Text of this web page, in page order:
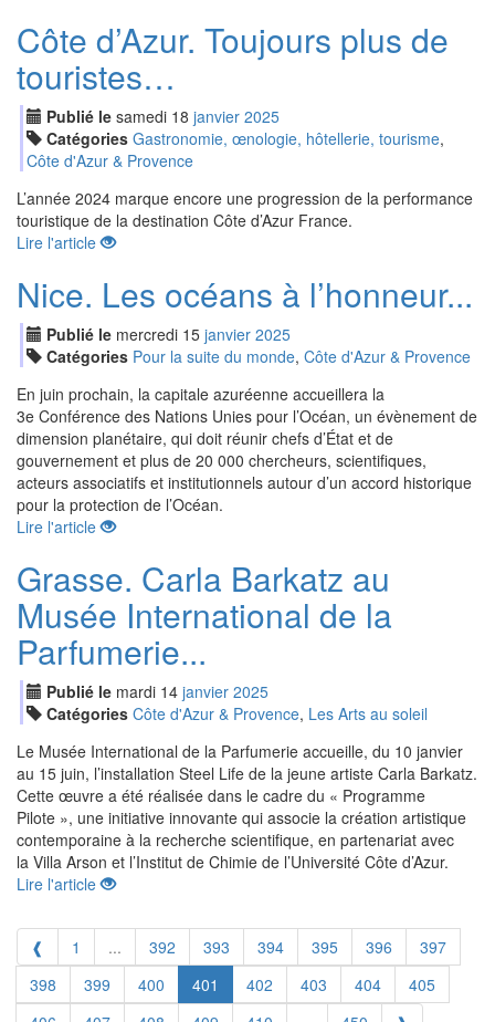
Côte d’Azur. Toujours plus de
touristes…
Publié le samedi 18 janvier 2025
Catégories Gastronomie, œnologie, hôtellerie, tourisme,
Côte d'Azur & Provence
L’année 2024 marque encore une progression de la performance
touristique de la destination Côte d’Azur France.
Lire l'article
Nice. Les océans à l’honneur...
Publié le mercredi 15 janvier 2025
Catégories Pour la suite du monde, Côte d'Azur & Provence
En juin prochain, la capitale azuréenne accueillera la
3e Conférence des Nations Unies pour l’Océan, un évènement de
dimension planétaire, qui doit réunir chefs d’État et de
gouvernement et plus de 20 000 chercheurs, scientifiques,
acteurs associatifs et institutionnels autour d’un accord historique
pour la protection de l’Océan.
Lire l'article
Grasse. Carla Barkatz au
Musée International de la
Parfumerie...
Publié le mardi 14 janvier 2025
Catégories Côte d'Azur & Provence, Les Arts au soleil
Le Musée International de la Parfumerie accueille, du 10 janvier
au 15 juin, l’installation Steel Life de la jeune artiste Carla Barkatz.
Cette œuvre a été réalisée dans le cadre du « Programme
Pilote », une initiative innovante qui associe la création artistique
contemporaine à la recherche scientifique, en partenariat avec
la Villa Arson et l’Institut de Chimie de l’Université Côte d’Azur.
Lire l'article
❰ 1 ... 392 393 394 395 396
397
398
399 400 401 402 403 404
405